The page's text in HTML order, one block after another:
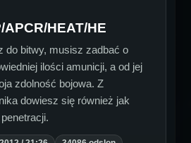
HEAT/HE
do bitwy, musisz zadbać o
ilości amunicji, a od jej
zdolność bojowa. Z
dowiesz się również jak